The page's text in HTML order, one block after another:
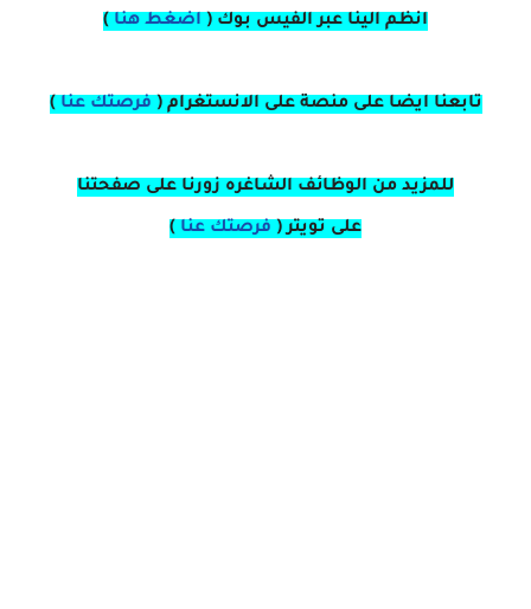
انظم الينا عبر الفيس بوك ( اضغط هنا )
تابعنا ايضا على منصة على الانستغرام( فرصتك عنا )
للمزيد من الوظائف الشاغره زورنا على صفحتنا
على تويتر( فرصتك عنا )